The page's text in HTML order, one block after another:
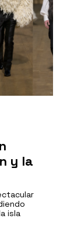
y la
isla